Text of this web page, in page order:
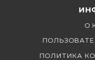
О
ПОЛИТИКА